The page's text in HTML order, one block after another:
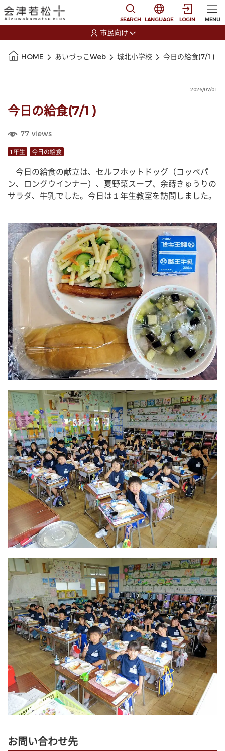
SEARCH
選択すると言語の切
LANGUAGE LOGIN MENU
市民向け
HOME あいづっこWeb 城北小学校 今日の給食(7/1)
2026/07/01
今日の給食(7/1)
77 views
1年生 今日の給食
今日の給食の献立は、セルフホットドッグ（コッペパ
ン、ロングウインナー）、夏野菜スープ、余蒔きゅうりの
サラダ、牛乳でした。今日は１年生教室を訪問しました。
お問い合わせ先